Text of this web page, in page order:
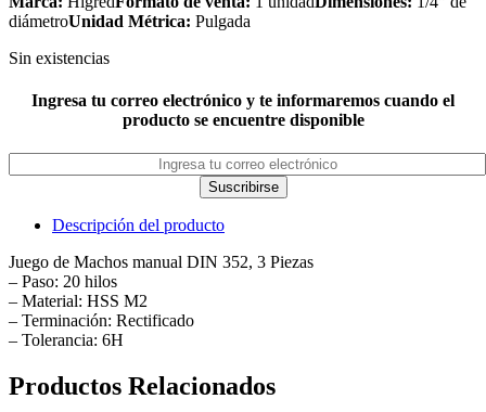
diámetroUnidad Métrica: Pulgada
Sin existencias
Ingresa tu correo electrónico y te informaremos cuando el
producto se encuentre disponible
Suscribirse
Descripción del producto
Juego de Machos manual DIN 352, 3 Piezas
– Paso: 20 hilos
– Material: HSS M2
– Terminación: Rectificado
– Tolerancia: 6H
Productos Relacionados